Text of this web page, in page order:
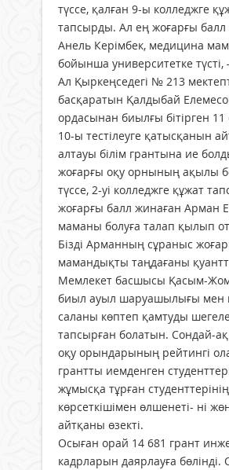
түссе, қалған 9-ы колледжге
тапсырды. Ал ең жоғарғы балл
Анель Керімбек, медицина
бойынша университетке түсті,
Ал Қыркеңседегі № 213
басқаратын Қалдыбай
ордасынан биылғы бітірген
10-ы тестілеуге қатысқанын
алтауы білім грантына ие
жоғарғы оқу орнының ақылы
түссе, 2-уі колледжге құжат
жоғарғы балл жинаған Арман
маманы болуға талап қылып
Бізді Арманның сұраныс
мамандықты таңдағаны
Мемлекет басшысы Қасым-
биыл ауыл шаруашылығы мен
саланы көптеп қамтуды
тапсырған болатын. Сондай-
оқу орындарының рейтингі
грантты иемденген
жұмысқа тұрған студенттерінің
көрсеткішімен өлшенеті- ні
айтқаны өзекті.
Осыған орай 14 681 грант
кадрларын даярлауға